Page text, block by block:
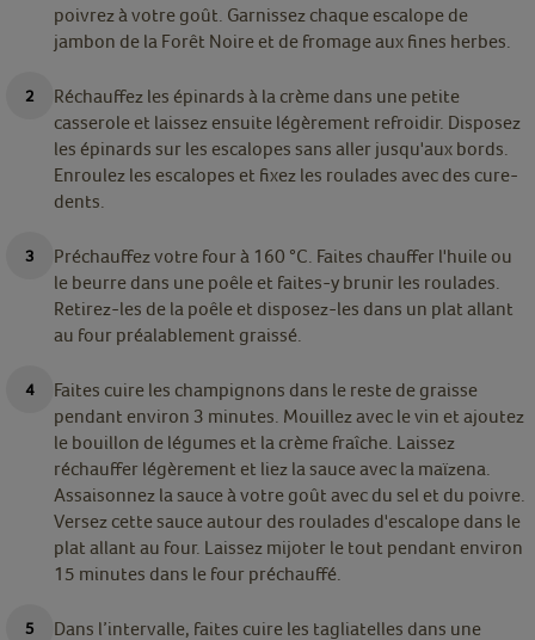
poivrez à votre goût. Garnissez chaque escalope de
jambon de la Forêt Noire et de fromage aux fines herbes.
Réchauffez les épinards à la crème dans une petite
casserole et laissez ensuite légèrement refroidir. Disposez
les épinards sur les escalopes sans aller jusqu'aux bords.
Enroulez les escalopes et fixez les roulades avec des cure-
dents.
Préchauffez votre four à 160 °C. Faites chauffer l'huile ou
le beurre dans une poêle et faites-y brunir les roulades.
Retirez-les de la poêle et disposez-les dans un plat allant
au four préalablement graissé.
Faites cuire les champignons dans le reste de graisse
pendant environ 3 minutes. Mouillez avec le vin et ajoutez
le bouillon de légumes et la crème fraîche. Laissez
réchauffer légèrement et liez la sauce avec la maïzena.
Assaisonnez la sauce à votre goût avec du sel et du poivre.
Versez cette sauce autour des roulades d'escalope dans le
plat allant au four. Laissez mijoter le tout pendant environ
15 minutes dans le four préchauffé.
Dans l’intervalle, faites cuire les tagliatelles dans une